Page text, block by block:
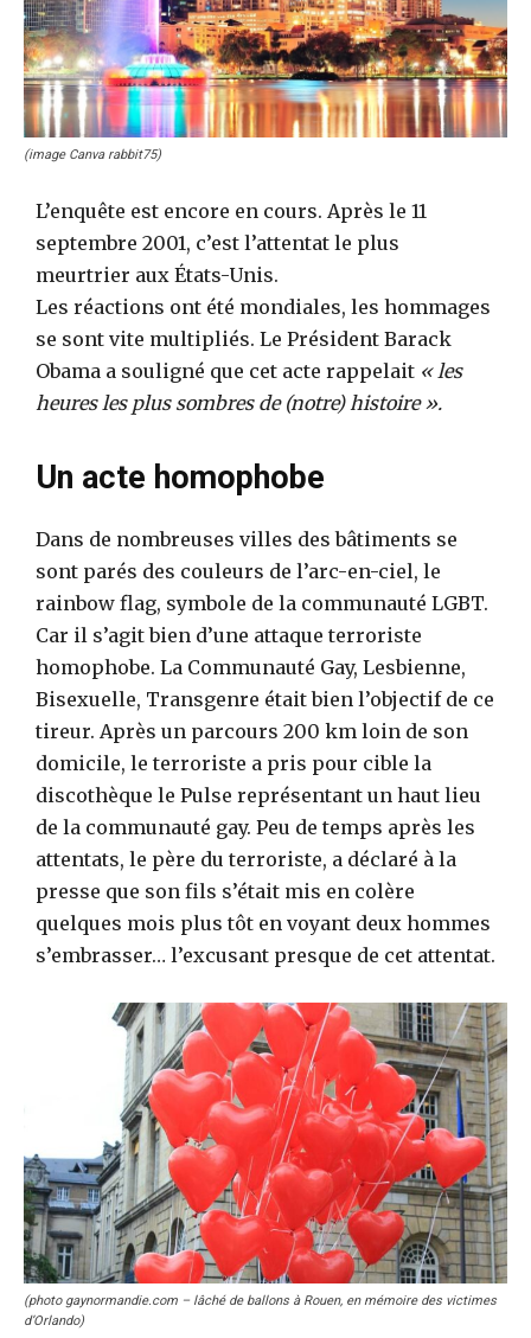
(image Canva rabbit75)
L’enquête est encore en cours. Après le 11
septembre 2001, c’est l’attentat le plus
meurtrier aux États-Unis.
Les réactions ont été mondiales, les hommages
se sont vite multipliés. Le Président Barack
Obama a souligné que cet acte rappelait « les
heures les plus sombres de (notre) histoire ».
Un acte homophobe
Dans de nombreuses villes des bâtiments se
sont parés des couleurs de l’arc-en-ciel, le
rainbow flag, symbole de la communauté LGBT.
Car il s’agit bien d’une attaque terroriste
homophobe. La Communauté Gay, Lesbienne,
Bisexuelle, Transgenre était bien l’objectif de ce
tireur. Après un parcours 200 km loin de son
domicile, le terroriste a pris pour cible la
discothèque le Pulse représentant un haut lieu
de la communauté gay. Peu de temps après les
attentats, le père du terroriste, a déclaré à la
presse que son fils s’était mis en colère
quelques mois plus tôt en voyant deux hommes
s’embrasser… l’excusant presque de cet attentat.
(photo gaynormandie.com – lâché de ballons à Rouen, en mémoire des victimes
d’Orlando)